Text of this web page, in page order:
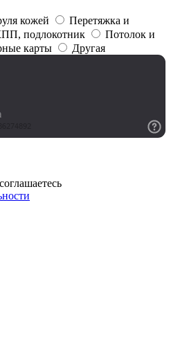
кожей
Перетяжка и
подлокотник
Потолок и
карты Другая